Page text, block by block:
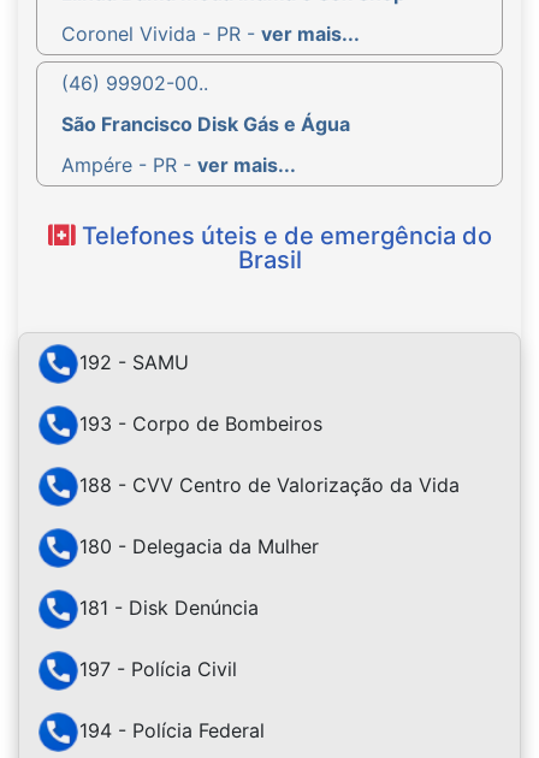
Coronel Vivida - PR - ver mais...
(46) 99902-00..
São Francisco Disk Gás e Água
Ampére - PR - ver mais...
Telefones úteis e de emergência do
Brasil
192 - SAMU
193 - Corpo de Bombeiros
188 - CVV Centro de Valorização da Vida
180 - Delegacia da Mulher
181 - Disk Denúncia
197 - Polícia Civil
194 - Polícia Federal